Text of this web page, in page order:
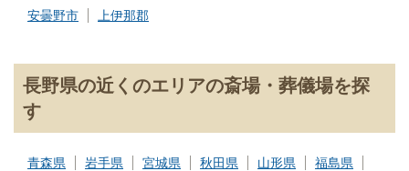
安曇野市
上伊那郡
長野県の近くのエリアの斎場・葬儀場を探
す
青森県 岩手県 宮城県 秋田県 山形県
福島県